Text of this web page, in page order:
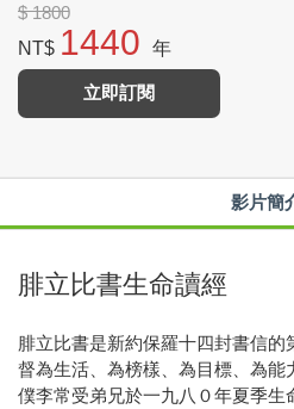
$ 1800
NT$ 1440 年
立即訂閱
影片簡
腓立比書生命讀經
腓立比書是新約保羅十四封書信的
督為生活、為榜樣、為目標、為能
僕李常受弟兄於一九八０年夏季生